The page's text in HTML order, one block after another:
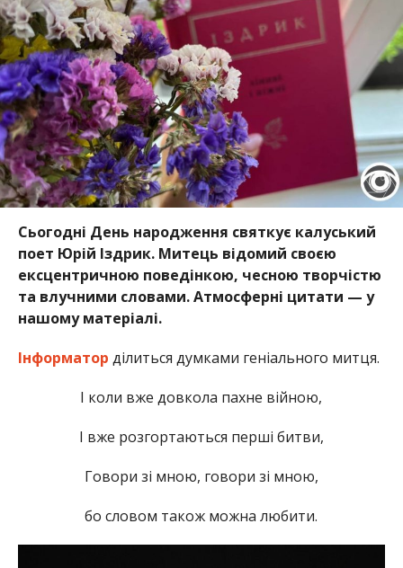
Сьогодні День народження святкує калуський
поет Юрій Іздрик. Митець відомий своєю
ексцентричною поведінкою, чесною творчістю
та влучними словами. Атмосферні цитати — у
нашому матеріалі.
Інформатор ділиться думками геніального митця.
І коли вже довкола пахне війною,
І вже розгортаються перші битви,
Говори зі мною, говори зі мною,
бо словом також можна любити.